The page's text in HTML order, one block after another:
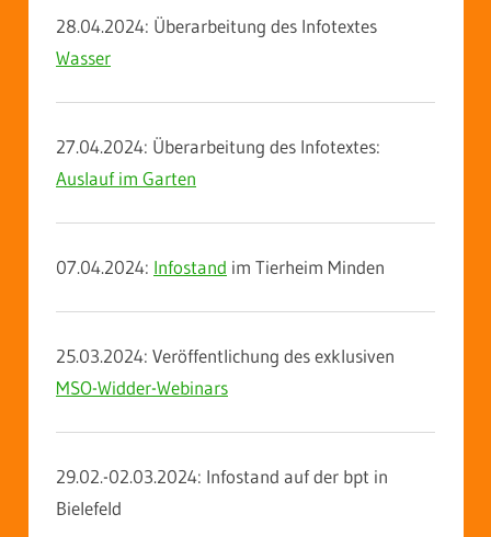
28.04.2024: Überarbeitung des Infotextes
Wasser
27.04.2024: Überarbeitung des Infotextes:
Auslauf im Garten
07.04.2024: Infostand im Tierheim Minden
25.03.2024: Veröffentlichung des exklusiven
MSO-Widder-Webinars
29.02.-02.03.2024: Infostand auf der bpt in
Bielefeld